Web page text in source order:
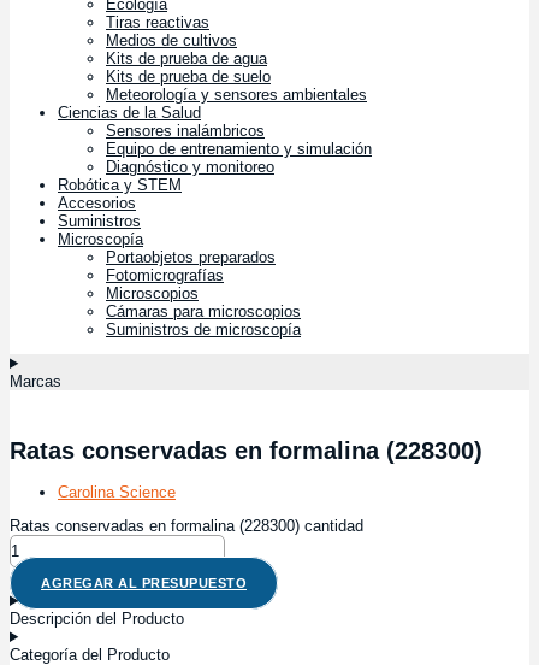
Ecología
Tiras reactivas
Medios de cultivos
Kits de prueba de agua
Kits de prueba de suelo
Meteorología y sensores ambientales
Ciencias de la Salud
Sensores inalámbricos
Equipo de entrenamiento y simulación
Diagnóstico y monitoreo
Robótica y STEM
Accesorios
Suministros
Microscopía
Portaobjetos preparados
Fotomicrografías
Microscopios
Cámaras para microscopios
Suministros de microscopía
Marcas
Ratas conservadas en formalina (228300)
Carolina Science
Ratas conservadas en formalina (228300) cantidad
AGREGAR AL PRESUPUESTO
Descripción del Producto
Categoría del Producto